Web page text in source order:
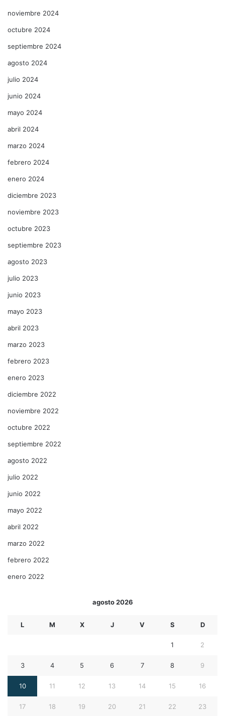
noviembre 2024
octubre 2024
septiembre 2024
agosto 2024
julio 2024
junio 2024
mayo 2024
abril 2024
marzo 2024
febrero 2024
enero 2024
diciembre 2023
noviembre 2023
octubre 2023
septiembre 2023
agosto 2023
julio 2023
junio 2023
mayo 2023
abril 2023
marzo 2023
febrero 2023
enero 2023
diciembre 2022
noviembre 2022
octubre 2022
septiembre 2022
agosto 2022
julio 2022
junio 2022
mayo 2022
abril 2022
marzo 2022
febrero 2022
enero 2022
agosto 2026
L M X J V S D
1 2
3 4 5 6 7 8 9
10 11 12 13 14 15 16
17 18 19 20 21 22 23